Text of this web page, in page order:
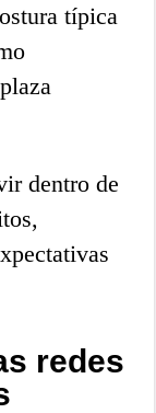
típica
dentro de
redes